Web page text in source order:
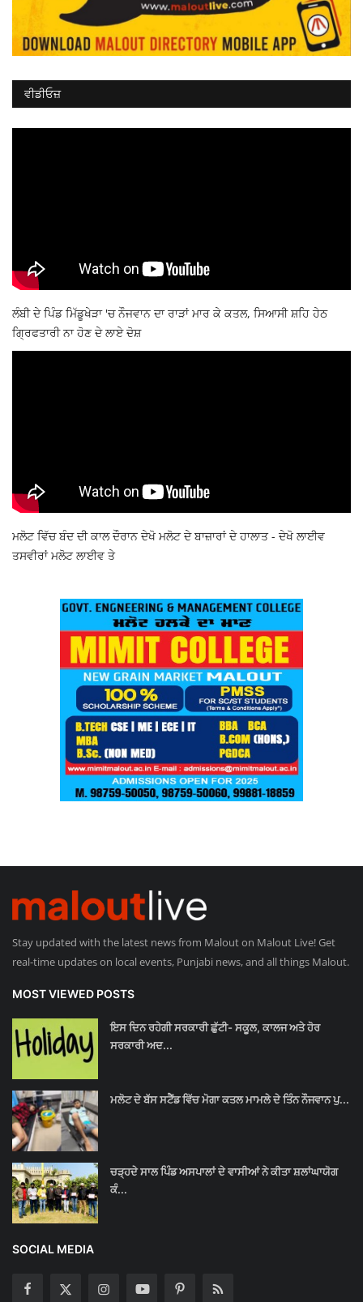
ਵੀਡੀਓਜ਼
ਲੰਬੀ ਦੇ ਪਿੰਡ ਮਿੱਡੂਖੇੜਾ 'ਚ ਨੌਜਵਾਨ ਦਾ ਰਾੜਾਂ ਮਾਰ ਕੇ ਕਤਲ, ਸਿਆਸੀ ਸ਼ਹਿ ਹੇਠ
ਗ੍ਰਿਫਤਾਰੀ ਨਾ ਹੋਣ ਦੇ ਲਾਏ ਦੋਸ਼
ਮਲੋਟ ਵਿੱਚ ਬੰਦ ਦੀ ਕਾਲ ਦੌਰਾਨ ਦੇਖੋ ਮਲੋਟ ਦੇ ਬਾਜ਼ਾਰਾਂ ਦੇ ਹਾਲਾਤ - ਦੇਖੋ ਲਾਈਵ
ਤਸਵੀਰਾਂ ਮਲੋਟ ਲਾਈਵ ਤੇ
Stay updated with the latest news from Malout on Malout Live! Get
real-time updates on local events, Punjabi news, and all things Malout.
MOST VIEWED POSTS
ਇਸ ਦਿਨ ਰਹੇਗੀ ਸਰਕਾਰੀ ਛੁੱਟੀ- ਸਕੂਲ, ਕਾਲਜ ਅਤੇ ਹੋਰ
ਸਰਕਾਰੀ ਅਦ...
ਮਲੋਟ ਦੇ ਬੱਸ ਸਟੈਂਡ ਵਿੱਚ ਮੋਗਾ ਕਤਲ ਮਾਮਲੇ ਦੇ ਤਿੰਨ ਨੌਜਵਾਨ ਪੁ...
ਚੜ੍ਹਦੇ ਸਾਲ ਪਿੰਡ ਅਸਪਾਲਾਂ ਦੇ ਵਾਸੀਆਂ ਨੇ ਕੀਤਾ ਸ਼ਲਾਂਘਾਯੋਗ
ਕੰ...
SOCIAL MEDIA